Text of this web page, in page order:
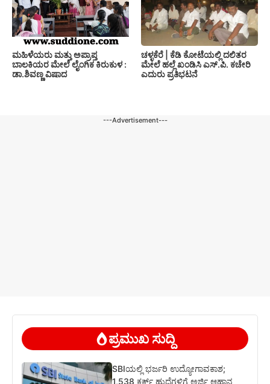
ಮಹಿಳೆಯರು ಮತ್ತು ಅಪ್ರಾಪ್ತ
ಬಾಲಕಿಯರ ಮೇಲೆ ಲೈಂಗಿಕ ಕಿರುಕುಳ :
ಡಾ.ಶಿವಣ್ಣ ವಿಷಾದ
ಚಳ್ಳಕೆರೆ | ಕೆಡಿ ಕೋಟೆಯಲ್ಲಿ ದಲಿತರ
ಮೇಲೆ ಹಲ್ಲೆ ಖಂಡಿಸಿ ಎಸ್.ಪಿ. ಕಚೇರಿ
ಎದುರು ಪ್ರತಿಭಟನೆ
---Advertisement---
ಪ್ರಮುಖ ಸುದ್ದಿ
SBIಯಲ್ಲಿ ಭರ್ಜರಿ ಉದ್ಯೋಗಾವಕಾಶ;
1,538 ಕ್ಲರ್ಕ್ ಹುದ್ದೆಗಳಿಗೆ ಅರ್ಜಿ ಆಹ್ವಾನ